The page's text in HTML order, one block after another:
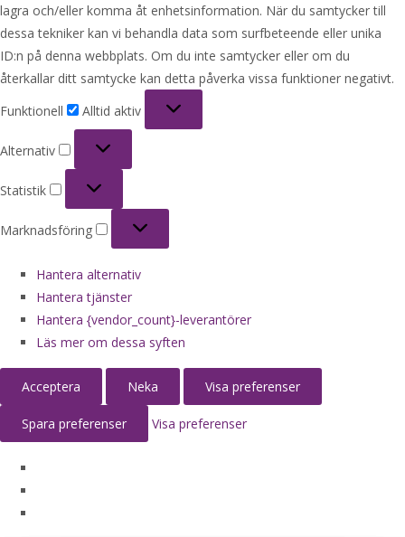
lagra och/eller komma åt enhetsinformation. När du samtycker till
dessa tekniker kan vi behandla data som surfbeteende eller unika
ID:n på denna webbplats. Om du inte samtycker eller om du
återkallar ditt samtycke kan detta påverka vissa funktioner negativt.
Funktionell
Alltid aktiv
Alternativ
Statistik
Marknadsföring
Hantera alternativ
Hantera tjänster
Hantera {vendor_count}-leverantörer
Läs mer om dessa syften
Acceptera Neka Visa preferenser
Spara preferenser Visa preferenser